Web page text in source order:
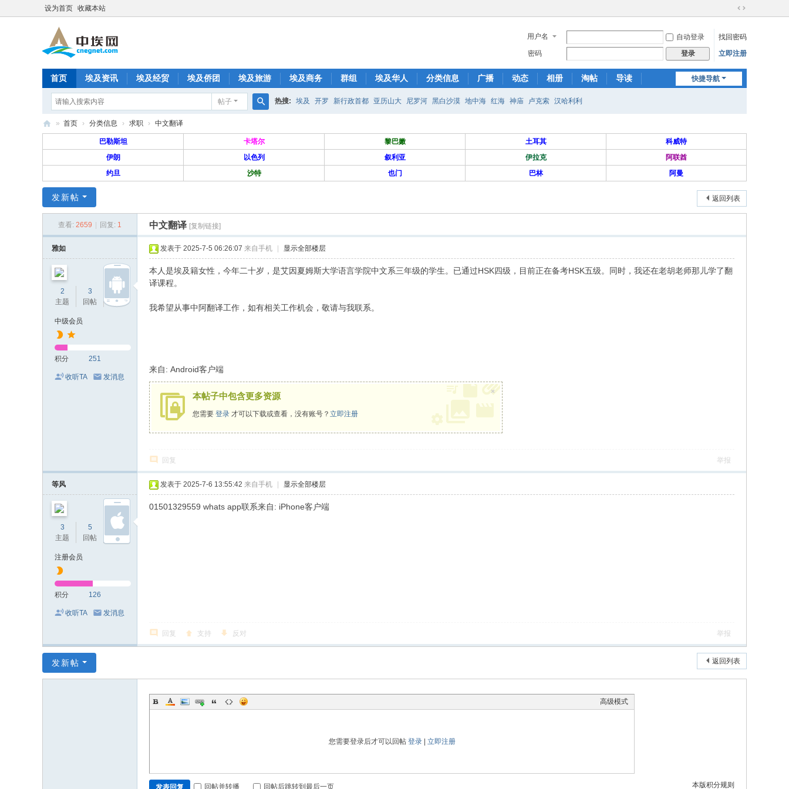
设为首页 收藏本站
切
到
宽
用户名 自动登录
找回密码
密码
登录 立即注册
快捷导航
首页 埃及资讯 埃及经贸 埃及侨团 埃及旅游 埃及商务 群组 埃及华人 分类信息 广播 动态 相册 淘帖
导读
帖子
索
热搜: 埃及 开罗 新行政首都 亚历山大 尼罗河 黑白沙漠 地中海 红海 神庙 卢克索 汉哈利利
—
旅
人
» 首页 › 分类信息 › 求职 › 中文翻译
巴勒斯坦 卡塔尔 黎巴嫩 土耳其
科威特
伊朗
以色列 叙利亚 伊拉克
阿联酋
约旦
沙特 也门 巴林 阿曼
返回列表
发新帖
查看: 2659 回复: 1 中文翻译 [复制链接]
雅如
2
主题
3
回帖
251
积分
中级会员
积分 251
收听TA 发消息
发表于 2025-7-5 06:26:07 来自手机 显示全部楼层
本人是埃及籍女性，今年二十岁，是艾因夏姆斯大学语言学院中文系三年级的学生。已通过HSK四级，目前正在备考HSK五级。同时，我还在老胡老师那儿学了翻
译课程。
我希望从事中阿翻译工作，如有相关工作机会，敬请与我联系。
来自: Android客户端
本帖子中包含更多资源
您需要 登录 才可以下载或查看，没有账号？ 立即注册
×
回复 举报
等风
3
主题
5
回帖
126
积分
注册会员
积分 126
收听TA 发消息
发表于 2025-7-6 13:55:42 来自手机 显示全部楼层
01501329559 whats app联系来自: iPhone客户端
回复 支持 反对 举报
返回列表
发新帖
高级模式
您需要登录后才可以回帖 登录| 立即注册
本版积分规则
发表回复 回帖并转播 回帖后跳转到最后一页